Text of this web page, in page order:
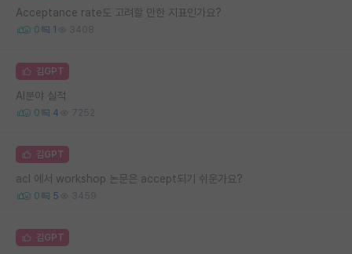
Acceptance rate도 고려할 만한 지표인가요?
0 1 3408
김GPT
AI분야 실적
0 4 7252
김GPT
acl 에서 workshop 논문은 accept되기 쉬운가요?
0 5 3459
김GPT